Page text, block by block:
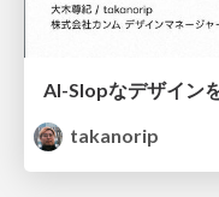
takanorip